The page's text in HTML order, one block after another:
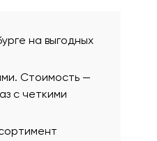
на выгодных
Стоимость —
с четкими